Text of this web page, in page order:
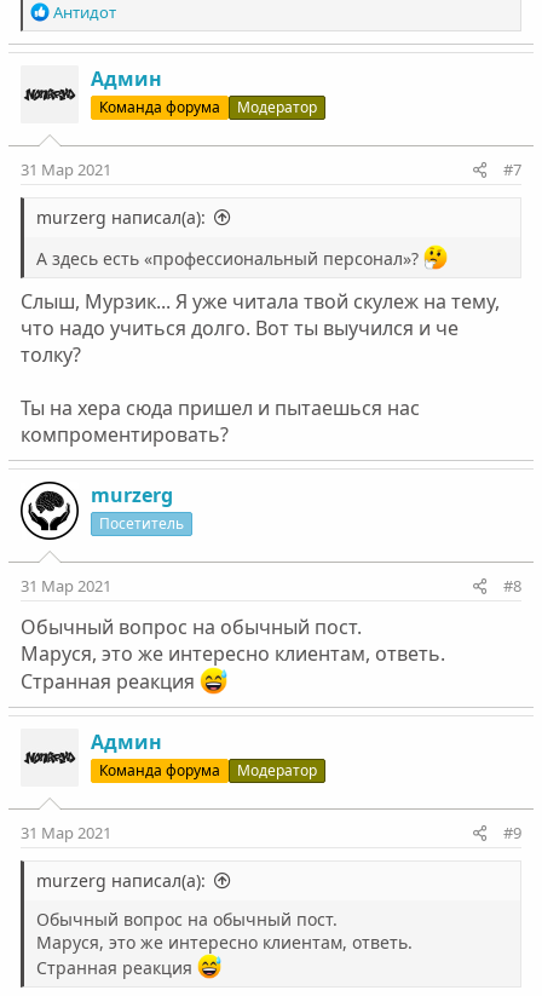
Р
е
а
ц
и
:
Антидот
Админ
Команда форума Модератор
31 Мар 2021 #7
murzerg написал(а):
А здесь есть «профессиональный персонал»?
Слыш, Мурзик... Я уже читала твой скулеж на тему,
что надо учиться долго. Вот ты выучился и че
толку?
Ты на хера сюда пришел и пытаешься нас
компроментировать?
murzerg
Посетитель
31 Мар 2021 #8
Обычный вопрос на обычный пост.
Маруся, это же интересно клиентам, ответь.
Странная реакция
Админ
Команда форума Модератор
31 Мар 2021 #9
murzerg написал(а):
Обычный вопрос на обычный пост.
Маруся, это же интересно клиентам, ответь.
Странная реакция